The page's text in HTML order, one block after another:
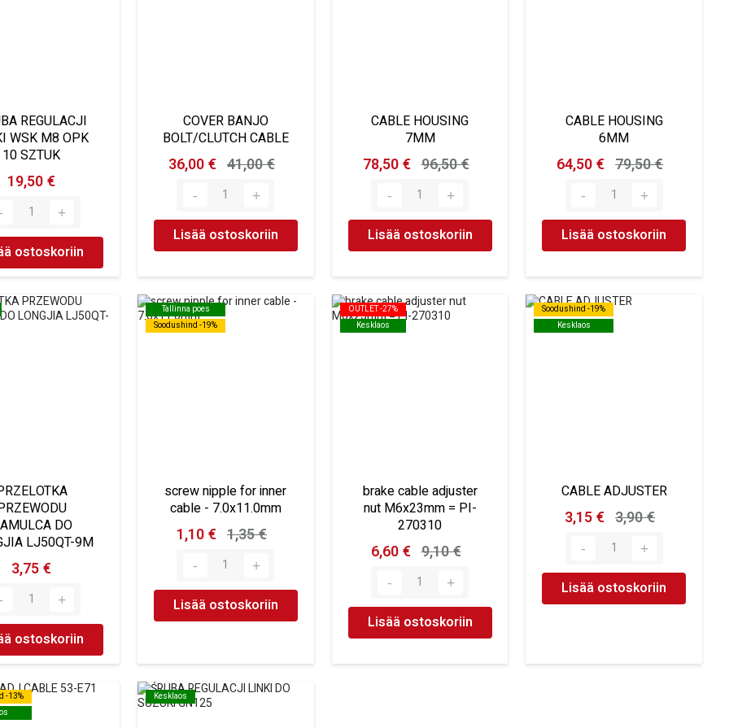
REGULACJI
WSK M8 OPK
10 SZTUK
19,50 €
ostoskoriin
COVER BANJO
BOLT/CLUTCH CABLE
36,00 € 41,00 €
Lisää ostoskoriin
CABLE HOUSING
7MM
78,50 € 96,50 €
Lisää ostoskoriin
CABLE HOUSING
6MM
64,50 € 79,50 €
Lisää ostoskoriin
DO
LJ50QT-9M
3,75 €
ostoskoriin
Tallinna poes
Soodushind -19%
Tallinna poes
Soodushind -19%
screw nipple for inner
cable - 7.0x11.0mm
1,10 € 1,35 €
Lisää ostoskoriin
OUTLET -27%
Kesklaos
OUTLET -27%
Kesklaos
brake cable adjuster
nut M6x23mm = PI-
270310
6,60 € 9,10 €
Lisää ostoskoriin
Soodushind -19%
Kesklaos
Soodushind -19%
Kesklaos
CABLE ADJUSTER
3,15 € 3,90 €
Lisää ostoskoriin
-13%
-13%
Kesklaos
Kesklaos